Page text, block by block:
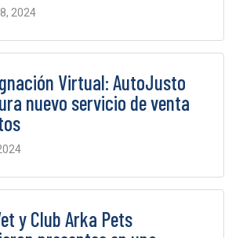
2024
Virtual: AutoJusto
nuevo servicio de venta
y Club Arka Pets